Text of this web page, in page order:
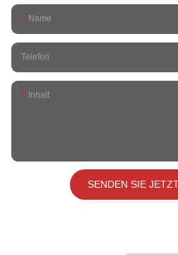
Name
Telefon
Inhalt
SENDEN SIE